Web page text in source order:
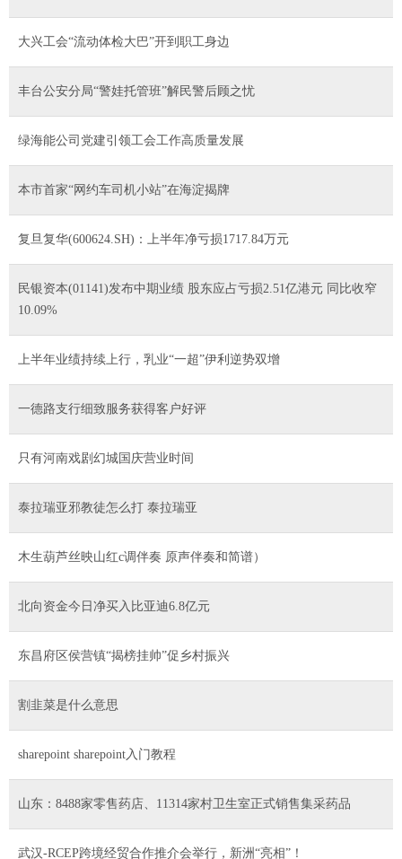
大兴工会“流动体检大巴”开到职工身边
丰台公安分局“警娃托管班”解民警后顾之忧
绿海能公司党建引领工会工作高质量发展
本市首家“网约车司机小站”在海淀揭牌
复旦复华(600624.SH)：上半年净亏损1717.84万元
民银资本(01141)发布中期业绩 股东应占亏损2.51亿港元 同比收窄
10.09%
上半年业绩持续上行，乳业“一超”伊利逆势双增
一德路支行细致服务获得客户好评
只有河南戏剧幻城国庆营业时间
泰拉瑞亚邪教徒怎么打 泰拉瑞亚
木生葫芦丝映山红c调伴奏 原声伴奏和简谱）
北向资金今日净买入比亚迪6.8亿元
东昌府区侯营镇“揭榜挂帅”促乡村振兴
割韭菜是什么意思
sharepoint sharepoint入门教程
山东：8488家零售药店、11314家村卫生室正式销售集采药品
武汉-RCEP跨境经贸合作推介会举行，新洲“亮相”！